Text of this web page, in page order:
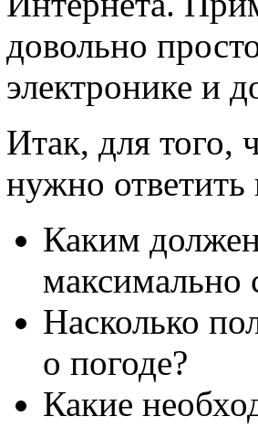
довольно
электронике и
Итак, для того,
нужно ответить
Каким
максимально
Насколько
о погоде?
Какие